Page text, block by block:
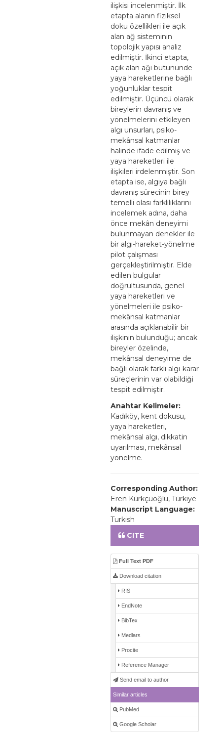
ilişkisi incelenmiştir. İlk
etapta alanın fiziksel
doku özellikleri ile açık
alan ağ sisteminin
topolojik yapısı analiz
edilmiştir. İkinci etapta,
açık alan ağı bütününde
yaya hareketlerine bağlı
yoğunluklar tespit
edilmiştir. Üçüncü olarak
bireylerin davranış ve
yönelmelerini etkileyen
algı unsurları, psiko-
mekânsal katmanlar
halinde ifade edilmiş ve
yaya hareketleri ile
ilişkileri irdelenmiştir. Son
etapta ise, algıya bağlı
davranış sürecinin birey
temelli olası farklılıklarını
incelemek adına, daha
önce mekân deneyimi
bulunmayan denekler ile
bir algı-hareket-yönelme
pilot çalışması
gerçekleştirilmiştir. Elde
edilen bulgular
doğrultusunda, genel
yaya hareketleri ve
yönelmeleri ile psiko-
mekânsal katmanlar
arasında açıklanabilir bir
ilişkinin bulunduğu; ancak
bireyler özelinde,
mekânsal deneyime de
bağlı olarak farklı algı-karar
süreçlerinin var olabildiği
tespit edilmiştir.
Anahtar Kelimeler:
Kadıköy, kent dokusu,
yaya hareketleri,
mekânsal algı, dikkatin
uyarılması, mekânsal
yönelme.
Corresponding Author:
Eren Kürkçüoğlu, Türkiye
Manuscript Language:
Turkish
CITE
Full Text PDF
Download citation
RIS
EndNote
BibTex
Medlars
Procite
Reference Manager
Send email to author
Similar articles
PubMed
Google Scholar